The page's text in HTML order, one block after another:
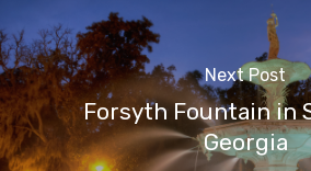
Next Post
Forsyth Fountain in
Georgia